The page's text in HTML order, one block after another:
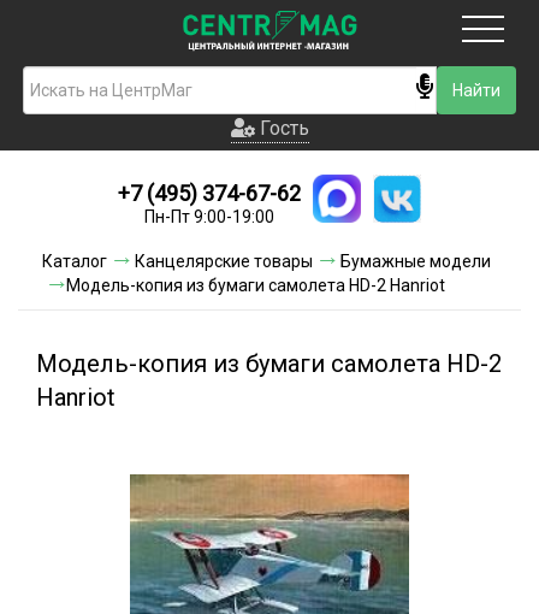
Гость
Новинки
Условия доставки
Контакты
Гость
+7 (495) 374-67-62
Пн-Пт 9:00-19:00
Каталог Канцелярские товары
Бумажные модели
Модель-копия из бумаги самолета HD-2 Hanriot
Модель-копия из бумаги самолета HD-2
Hanriot